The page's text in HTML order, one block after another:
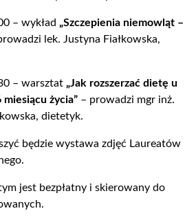
– wykład „Szczepienia niemowląt –
lek. Justyna Fiałkowska,
– warsztat „Jak rozszerzać dietę u
życia” – prowadzi mgr inż.
dietetyk.
będzie wystawa zdjęć Laureatów
jest bezpłatny i skierowany do